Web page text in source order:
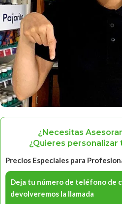
¿Necesitas
¿Quieres personalizar
Precios Especiales para
Deja tu número de teléfono de
devolveremos la llamada